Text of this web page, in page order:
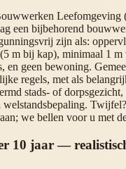
Leefomgeving
een bijbehorend
zijn als:
m bij kap), minimaal 1 m
en geen bewoning.
regels, met als
stads- of
welstandsbepaling.
we bellen voor u met
10 jaar —